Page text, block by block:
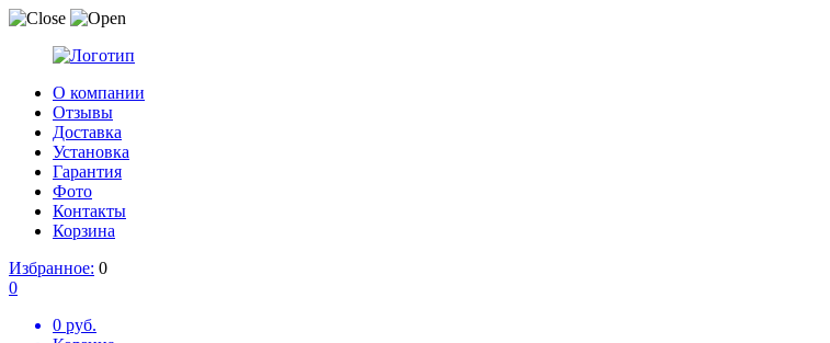
О компании
Отзывы
Доставка
Установка
Гарантия
Фото
Контакты
Корзина
Избранное: 0
0
0 руб.